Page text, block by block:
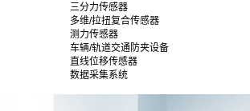
三分力传感器
多维/拉扭复合传感器
测力传感器
车辆/轨道交通防夹设备
直线位移传感器
数据采集系统